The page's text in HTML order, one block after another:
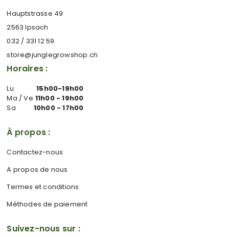
Hauptstrasse 49
2563 Ipsach
032 / 331 12 59
store@junglegrowshop.ch
Horaires :
Lu
15h00-19h00
Ma / Ve 11h00 - 19h00
Sa
10h00 - 17h00
À propos :
Contactez-nous
A propos de nous
Termes et conditions
Méthodes de paiement
Suivez-nous sur :